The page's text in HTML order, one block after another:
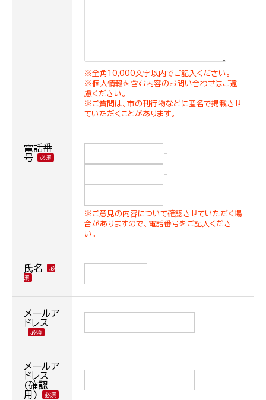
※全角10,000文字以内でご記入ください。
※個人情報を含む内容のお問い合わせはご遠
慮ください。
※ご質問は、市の刊行物などに匿名で掲載させ
ていただくことがあります。
電話番
号
-
-
※ご意見の内容について確認させていただく場
合がありますので、電話番号をご記入くださ
い。
氏名
メールア
ドレス
メールア
ドレス
(確認
用)